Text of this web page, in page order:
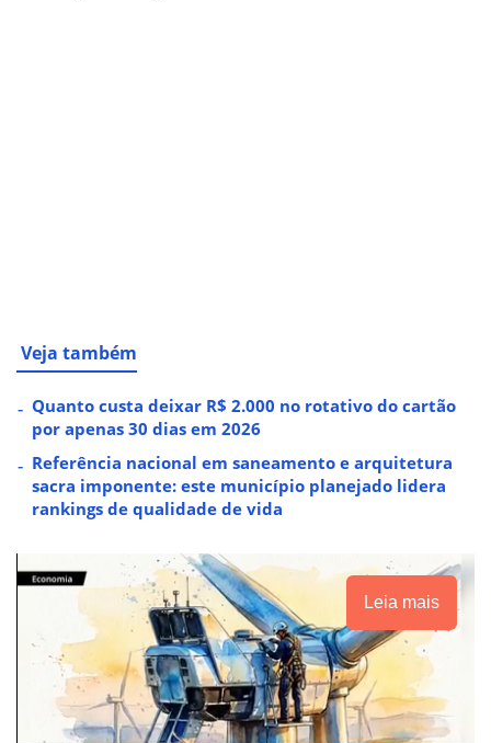
Veja também
Quanto custa deixar R$ 2.000 no rotativo do cartão
por apenas 30 dias em 2026
Referência nacional em saneamento e arquitetura
sacra imponente: este município planejado lidera
rankings de qualidade de vida
Leia mais